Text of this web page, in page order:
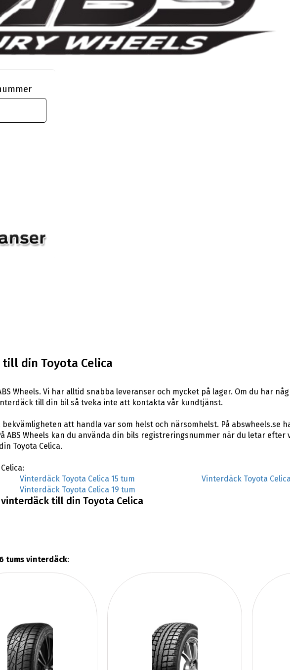
din Toyota Celica
Wheels. Vi har alltid snabba leveranser och mycket på lager. Om du har
till din bil så tveka inte att kontakta vår kundtjänst.
att handla var som helst och närsomhelst. På abswheels.se
ABS Wheels kan du använda din bils registreringsnummer när du letar efter
Toyota Celica.
Vinterdäck Toyota Celica 15 tum
Vinterdäck Toyota
Vinterdäck Toyota Celica 19 tum
till din Toyota Celica
tums vinterdäck: